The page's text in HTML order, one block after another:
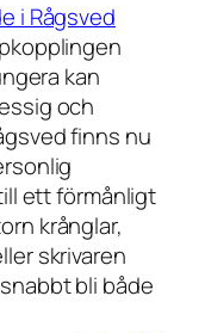
i Rågsved
kan
och
finns nu
ett förmånligt
krånglar,
skrivaren
bli både